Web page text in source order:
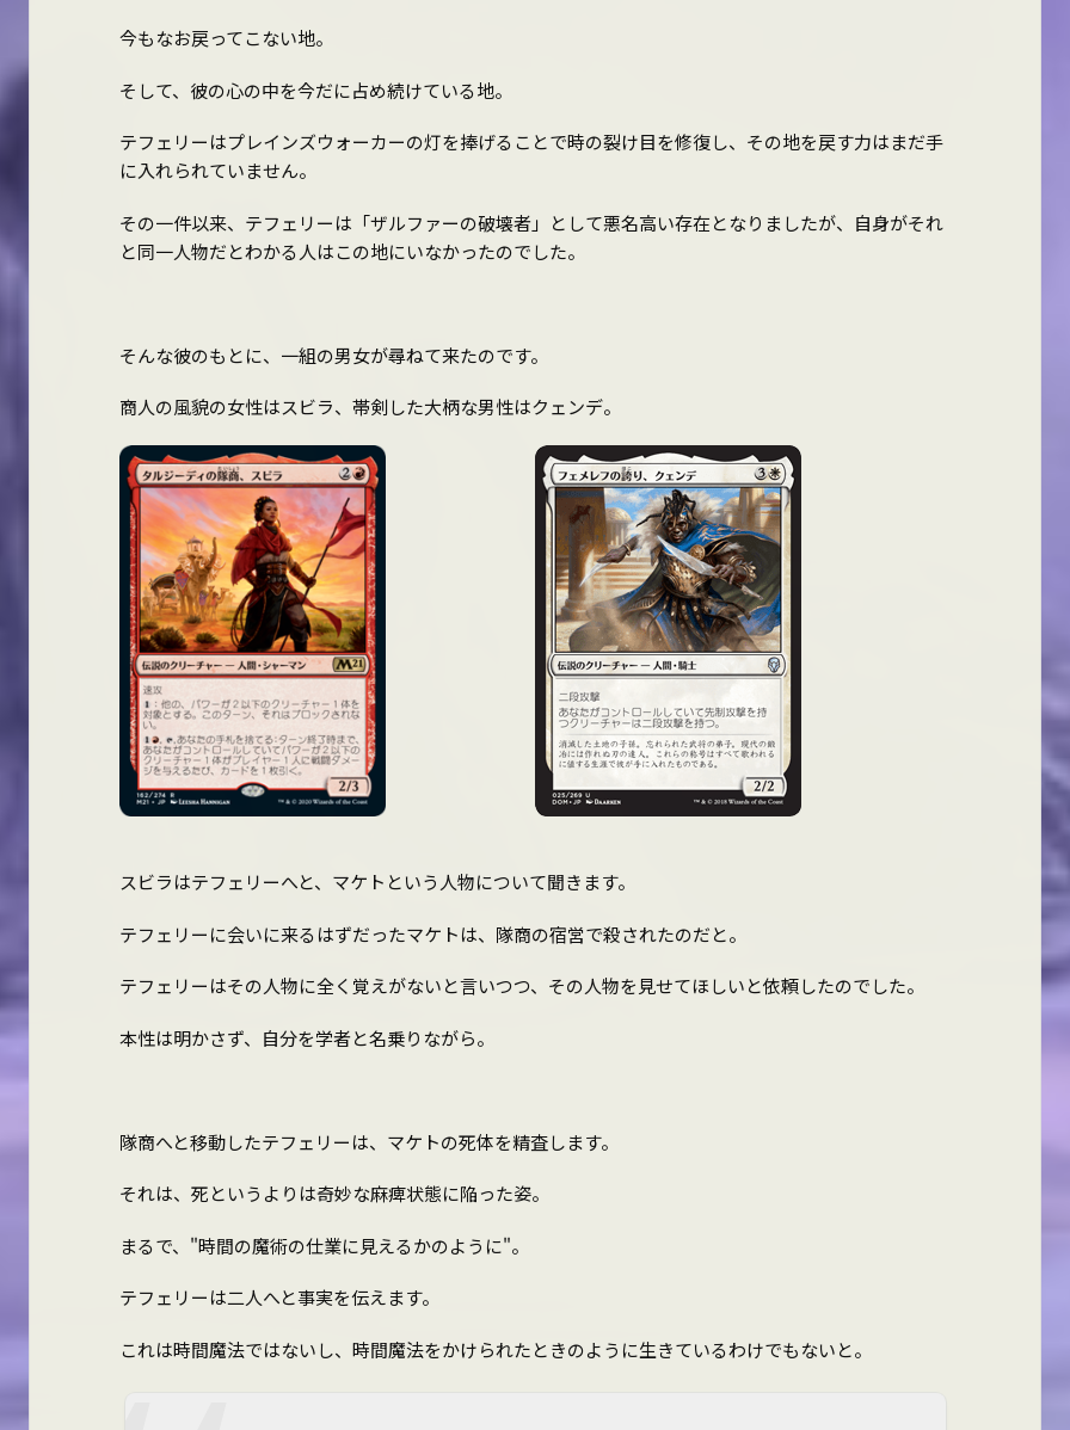
今もなお戻ってこない地。
そして、彼の心の中を今だに占め続けている地。
テフェリーはプレインズウォーカーの灯を捧げることで時の裂け目を修復し、その地を戻す力はまだ手
に入れられていません。
その一件以来、テフェリーは「ザルファーの破壊者」として悪名高い存在となりましたが、自身がそれ
と同一人物だとわかる人はこの地にいなかったのでした。
そんな彼のもとに、一組の男女が尋ねて来たのです。
商人の風貌の女性はスビラ、帯剣した大柄な男性はクェンデ。
スビラはテフェリーへと、マケトという人物について聞きます。
テフェリーに会いに来るはずだったマケトは、隊商の宿営で殺されたのだと。
テフェリーはその人物に全く覚えがないと言いつつ、その人物を見せてほしいと依頼したのでした。
本性は明かさず、自分を学者と名乗りながら。
隊商へと移動したテフェリーは、マケトの死体を精査します。
それは、死というよりは奇妙な麻痺状態に陥った姿。
まるで、"時間の魔術の仕業に見えるかのように"。
テフェリーは二人へと事実を伝えます。
これは時間魔法ではないし、時間魔法をかけられたときのように生きているわけでもないと。